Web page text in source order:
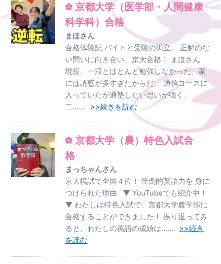
京都大学（医学部・人間健康
科学科）合格
まほさん
合格体験記 バイトと受験の両立。 正解のな
い問いに向き合い、京大合格！ まほさん
現役、一浪とほとんど勉強しなかった。家
には誘惑が多すぎたからだ。 通信コースに
入っていたが通塾したい思いが強く、
二…… >>続きを読む
京都大学（農）特色入試合
格
まっちゃんさん
京大模試で全国４位！ 圧倒的英語力を 身に
つけられた理由 ▼ YouTubeでも紹介中！
▼ わたしは特色入試で、京都大学農学部に
合格することができました！ 振り返ってみ
ると、わたしの英語の成績は…… >>続き
を読む